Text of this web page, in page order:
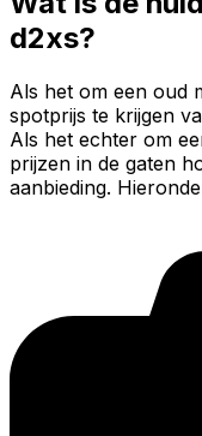
d2xs?
Als het om een oud
spotprijs te krijgen
Als het echter om
prijzen in de gaten
aanbieding.